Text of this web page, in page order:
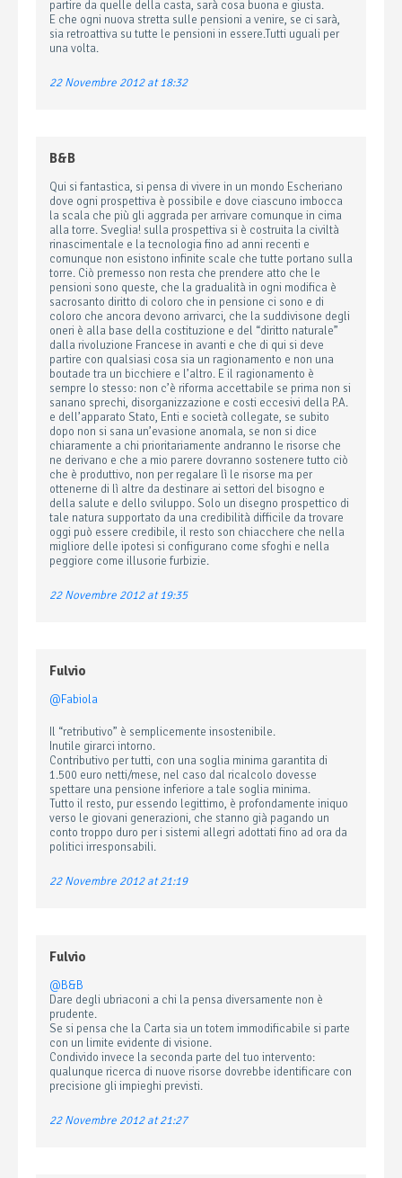
partire da quelle della casta, sarà cosa buona e giusta.
E che ogni nuova stretta sulle pensioni a venire, se ci sarà,
sia retroattiva su tutte le pensioni in essere.Tutti uguali per
una volta.
22 Novembre 2012 at 18:32
B&B
Qui si fantastica, si pensa di vivere in un mondo Escheriano
dove ogni prospettiva è possibile e dove ciascuno imbocca
la scala che più gli aggrada per arrivare comunque in cima
alla torre. Sveglia! sulla prospettiva si è costruita la civiltà
rinascimentale e la tecnologia fino ad anni recenti e
comunque non esistono infinite scale che tutte portano sulla
torre. Ciò premesso non resta che prendere atto che le
pensioni sono queste, che la gradualità in ogni modifica è
sacrosanto diritto di coloro che in pensione ci sono e di
coloro che ancora devono arrivarci, che la suddivisone degli
oneri è alla base della costituzione e del “diritto naturale”
dalla rivoluzione Francese in avanti e che di qui si deve
partire con qualsiasi cosa sia un ragionamento e non una
boutade tra un bicchiere e l’altro. E il ragionamento è
sempre lo stesso: non c’è riforma accettabile se prima non si
sanano sprechi, disorganizzazione e costi eccesivi della P.A.
e dell’apparato Stato, Enti e società collegate, se subito
dopo non si sana un’evasione anomala, se non si dice
chiaramente a chi prioritariamente andranno le risorse che
ne derivano e che a mio parere dovranno sostenere tutto ciò
che è produttivo, non per regalare lì le risorse ma per
ottenerne di lì altre da destinare ai settori del bisogno e
della salute e dello sviluppo. Solo un disegno prospettico di
tale natura supportato da una credibilità difficile da trovare
oggi può essere credibile, il resto son chiacchere che nella
migliore delle ipotesi si configurano come sfoghi e nella
peggiore come illusorie furbizie.
22 Novembre 2012 at 19:35
Fulvio
@Fabiola
Il “retributivo” è semplicemente insostenibile.
Inutile girarci intorno.
Contributivo per tutti, con una soglia minima garantita di
1.500 euro netti/mese, nel caso dal ricalcolo dovesse
spettare una pensione inferiore a tale soglia minima.
Tutto il resto, pur essendo legittimo, è profondamente iniquo
verso le giovani generazioni, che stanno già pagando un
conto troppo duro per i sistemi allegri adottati fino ad ora da
politici irresponsabili.
22 Novembre 2012 at 21:19
Fulvio
@B&B
Dare degli ubriaconi a chi la pensa diversamente non è
prudente.
Se si pensa che la Carta sia un totem immodificabile si parte
con un limite evidente di visione.
Condivido invece la seconda parte del tuo intervento:
qualunque ricerca di nuove risorse dovrebbe identificare con
precisione gli impieghi previsti.
22 Novembre 2012 at 21:27